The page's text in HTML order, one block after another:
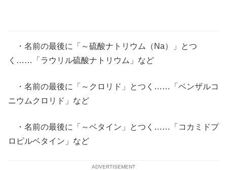
・名前の最後に「～硫酸ナトリウム（Na）」とつ
く……「ラウリル硫酸ナトリウム」など
・名前の最後に「～クロリド」とつく……「ベンザルコ
ニウムクロリド」など
・名前の最後に「～ベタイン」とつく……「コカミドプ
ロピルベタイン」など
ADVERTISEMENT